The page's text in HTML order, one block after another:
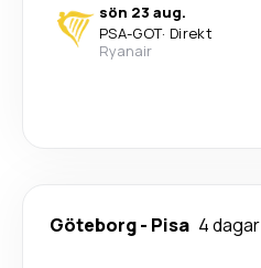
sön 23 aug.
PSA-GOT· Direkt
Ryanair
Göteborg- Pisa 4 dagar